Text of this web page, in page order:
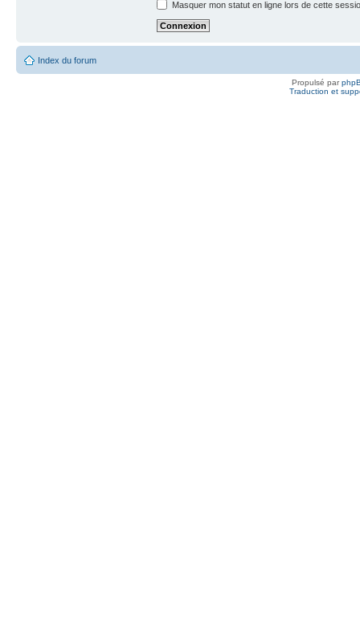
Masquer mon statut en ligne lors de cette
Index du forum
Propulsé par
Traduction et